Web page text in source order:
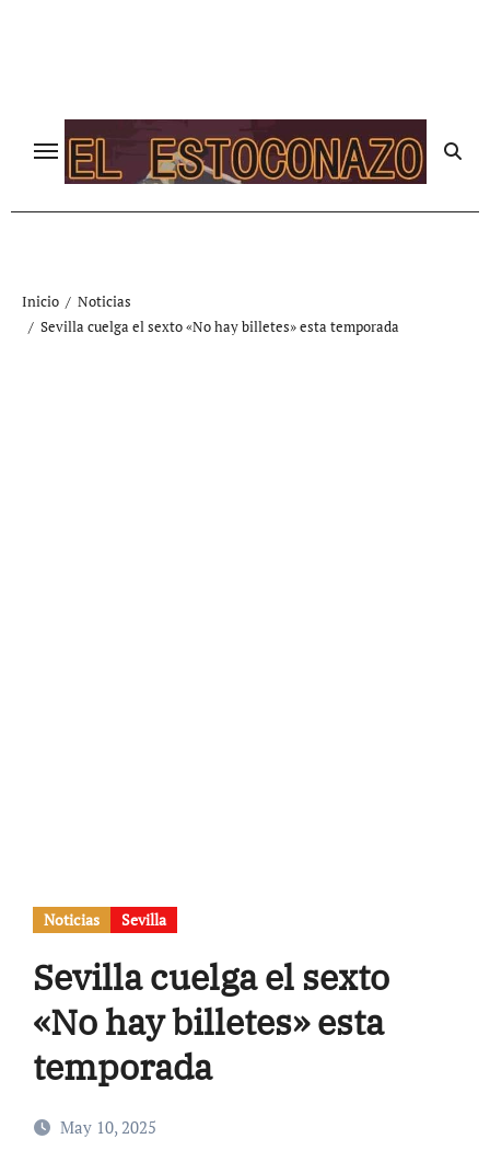
Inicio
Noticias
Sevilla cuelga el sexto «No hay billetes» esta temporada
Noticias Sevilla
Sevilla cuelga el sexto
«No hay billetes» esta
temporada
May 10, 2025